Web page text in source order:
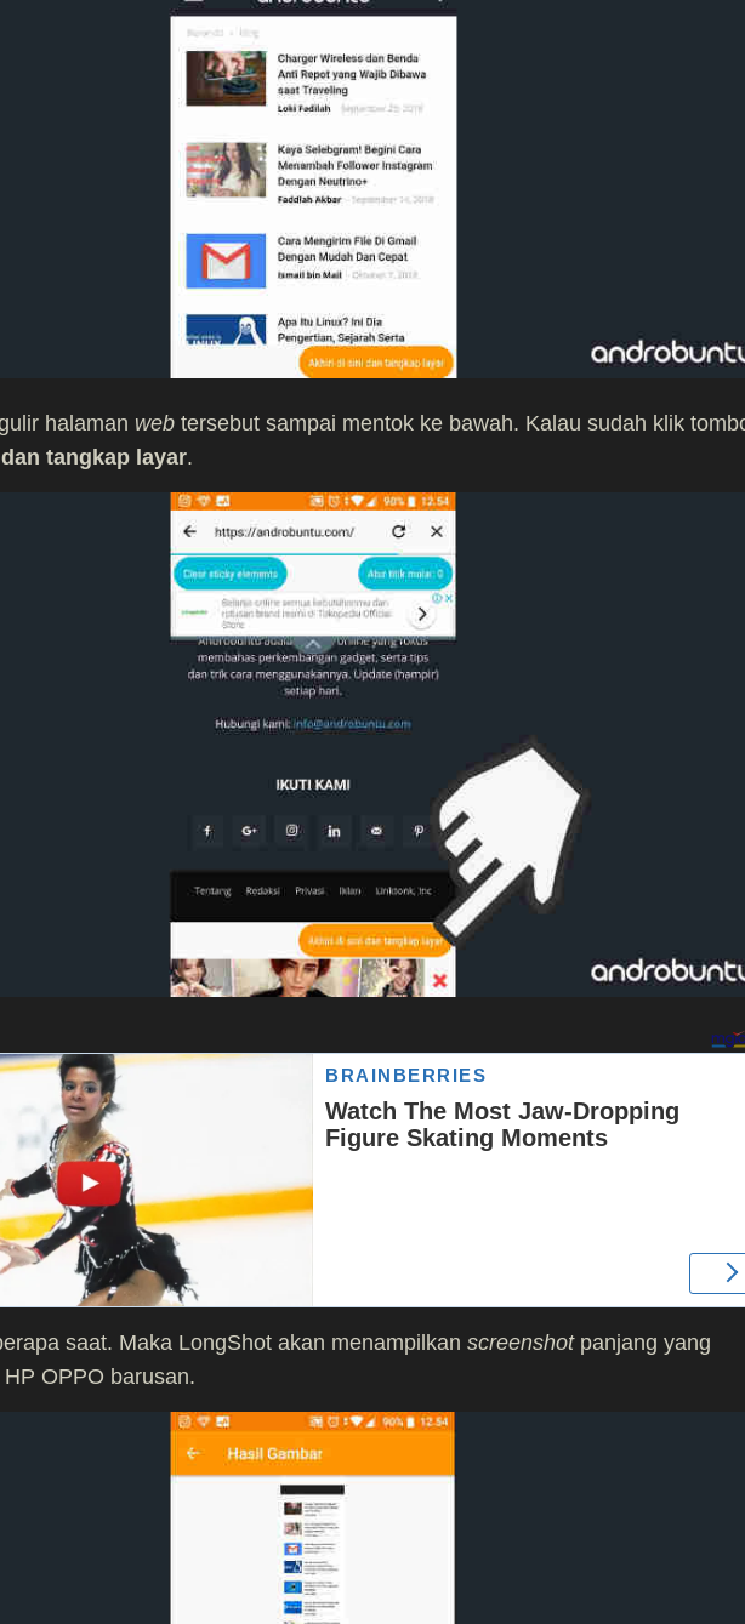
halaman web tersebut sampai mentok ke bawah. Kalau sudah klik
tangkap layar.
saat. Maka LongShot akan menampilkan screenshotpanjang yang
OPPO barusan.